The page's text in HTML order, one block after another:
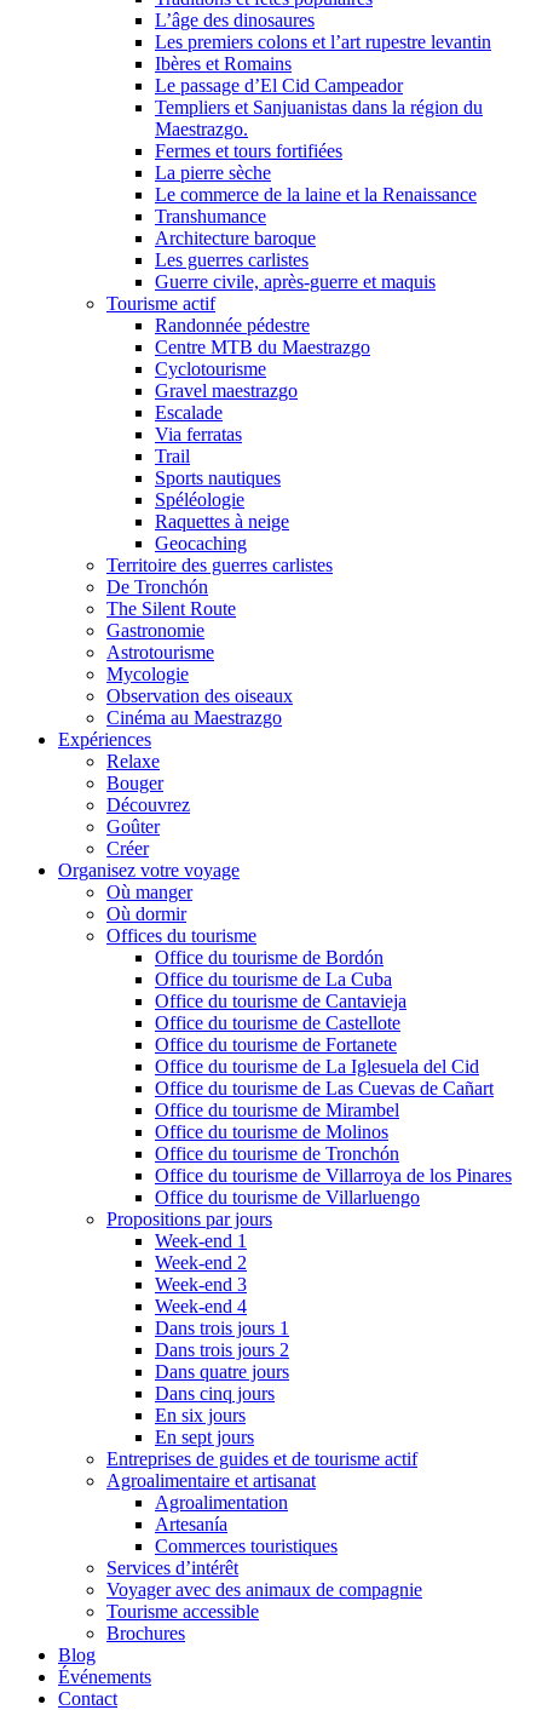
L’âge des dinosaures
Les premiers colons et l’art rupestre levantin
Ibères et Romains
Le passage d’El Cid Campeador
Templiers et Sanjuanistas dans la région du
Maestrazgo.
Fermes et tours fortifiées
La pierre sèche
Le commerce de la laine et la Renaissance
Transhumance
Architecture baroque
Les guerres carlistes
Guerre civile, après-guerre et maquis
Tourisme actif
Randonnée pédestre
Centre MTB du Maestrazgo
Cyclotourisme
Gravel maestrazgo
Escalade
Via ferratas
Trail
Sports nautiques
Spéléologie
Raquettes à neige
Geocaching
Territoire des guerres carlistes
De Tronchón
The Silent Route
Gastronomie
Astrotourisme
Mycologie
Observation des oiseaux
Cinéma au Maestrazgo
Expériences
Relaxe
Bouger
Découvrez
Goûter
Créer
Organisez votre voyage
Où manger
Où dormir
Offices du tourisme
Office du tourisme de Bordón
Office du tourisme de La Cuba
Office du tourisme de Cantavieja
Office du tourisme de Castellote
Office du tourisme de Fortanete
Office du tourisme de La Iglesuela del Cid
Office du tourisme de Las Cuevas de Cañart
Office du tourisme de Mirambel
Office du tourisme de Molinos
Office du tourisme de Tronchón
Office du tourisme de Villarroya de los Pinares
Office du tourisme de Villarluengo
Propositions par jours
Week-end 1
Week-end 2
Week-end 3
Week-end 4
Dans trois jours 1
Dans trois jours 2
Dans quatre jours
Dans cinq jours
En six jours
En sept jours
Entreprises de guides et de tourisme actif
Agroalimentaire et artisanat
Agroalimentation
Artesanía
Commerces touristiques
Services d’intérêt
Voyager avec des animaux de compagnie
Tourisme accessible
Brochures
Blog
Événements
Contact